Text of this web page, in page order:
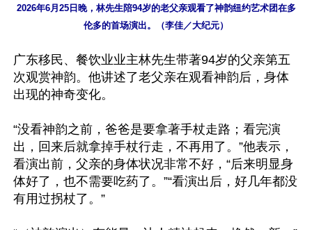
2026年6月25日晚，林先生陪94岁的老父亲观看了神韵纽约艺术团在多
伦多的首场演出。（李佳／大纪元）
广东移民、餐饮业业主林先生带著94岁的父亲第五
次观赏神韵。他讲述了老父亲在观看神韵后，身体
出现的神奇变化。
“没看神韵之前，爸爸是要拿著手杖走路；看完演
出，回来后就拿掉手杖行走，不再用了。”他表示，
看演出前，父亲的身体状况非常不好，“后来明显身
体好了，也不需要吃药了。”“看演出后，好几年都没
有用过拐杖了。”